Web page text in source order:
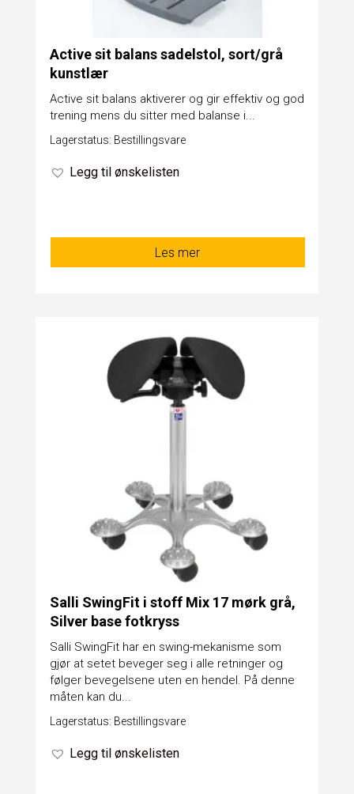
Active sit balans sadelstol, sort/grå
kunstlær
Active sit balans aktiverer og gir effektiv og god
trening mens du sitter med balanse i...
Lagerstatus: Bestillingsvare
Legg til ønskelisten
Les mer
Salli SwingFit i stoff Mix 17 mørk grå,
Silver base fotkryss
Salli SwingFit har en swing-mekanisme som
gjør at setet beveger seg i alle retninger og
følger bevegelsene uten en hendel. På denne
måten kan du...
Lagerstatus: Bestillingsvare
Legg til ønskelisten